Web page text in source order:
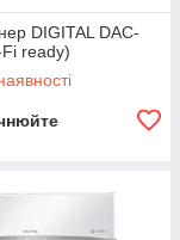
DIGITAL DAC-
ready)